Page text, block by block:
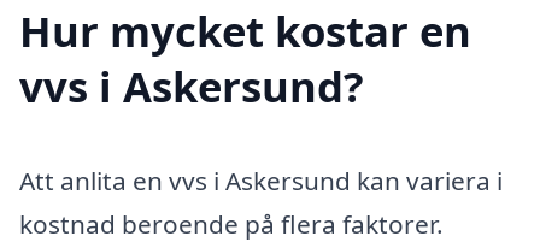
Hur mycket kostar en
vvs i Askersund?
Att anlita en vvs i Askersund kan variera i
kostnad beroende på flera faktorer.